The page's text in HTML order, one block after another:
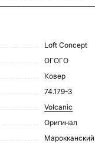
Loft Concept
ОГОГО
Ковер
74.179-3
Volcanic
Оригинал
Марокканский